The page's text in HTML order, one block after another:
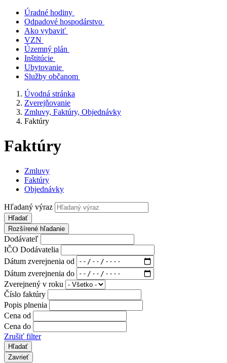
Úradné hodiny
Odpadové hospodárstvo
Ako vybaviť
VZN
Územný plán
Inštitúcie
Ubytovanie
Služby občanom
Úvodná stránka
Zverejňovanie
Zmluvy, Faktúry, Objednávky
Faktúry
Faktúry
Zmluvy
Faktúry
Objednávky
Hľadaný výraz
Hľadať
Rozšírené hľadanie
Dodávateľ
IČO Dodávatelia
Dátum zverejnenia od
Dátum zverejnenia do
Zverejnený v roku
Číslo faktúry
Popis plnenia
Cena od
Cena do
Zrušiť filter
Zavrieť